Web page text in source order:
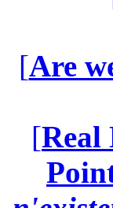
[Are
[Real